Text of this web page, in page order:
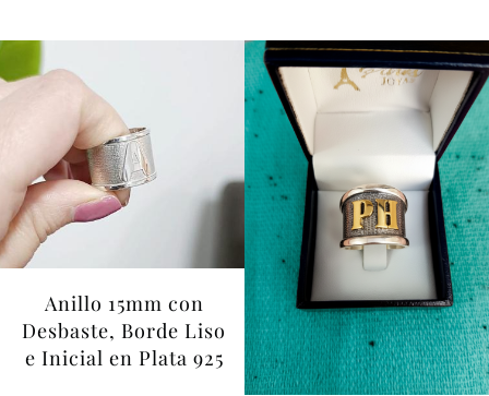
Anillo 15mm con
Desbaste, Borde Liso
e Inicial en Plata 925